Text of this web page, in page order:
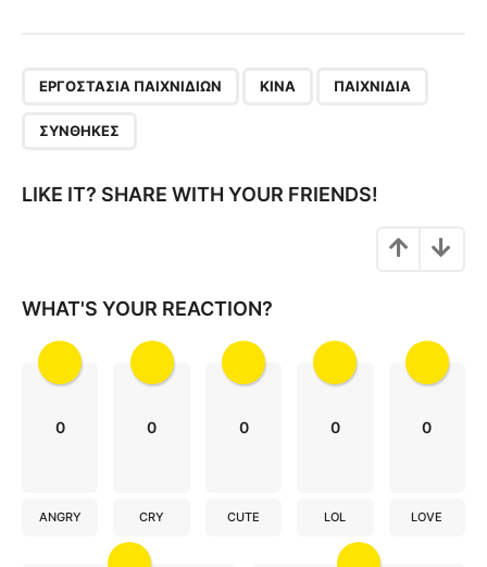
a
n
ΕΡΓΟΣΤΆΣΙΑ ΠΑΙΧΝΙΔΙΏΝ ΚΊΝΑ ΠΑΙΧΝΊΔΙΑ
ΣΥΝΘΉΚΕΣ
LIKE IT? SHARE WITH YOUR FRIENDS!
WHAT'S YOUR REACTION?
0
ANGRY
0
CRY
0
CUTE
0
LOL
0
LOVE